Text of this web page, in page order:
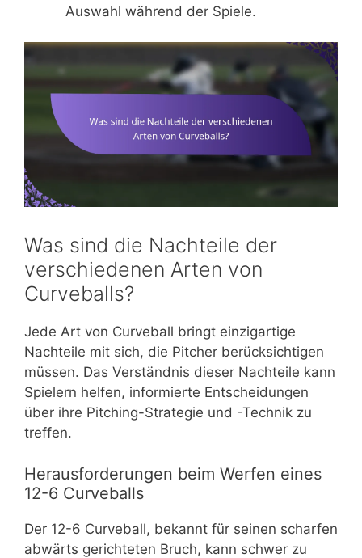
Auswahl während der Spiele.
Was sind die Nachteile der
verschiedenen Arten von
Curveballs?
Jede Art von Curveball bringt einzigartige
Nachteile mit sich, die Pitcher berücksichtigen
müssen. Das Verständnis dieser Nachteile kann
Spielern helfen, informierte Entscheidungen
über ihre Pitching-Strategie und -Technik zu
treffen.
Herausforderungen beim Werfen eines
12-6 Curveballs
Der 12-6 Curveball, bekannt für seinen scharfen
abwärts gerichteten Bruch, kann schwer zu